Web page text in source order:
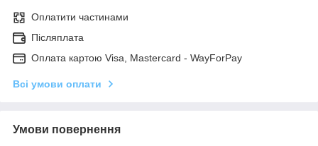
Оплатити частинами
Післяплата
Оплата картою Visa, Mastercard - WayForPay
Всі умови оплати
Умови повернення